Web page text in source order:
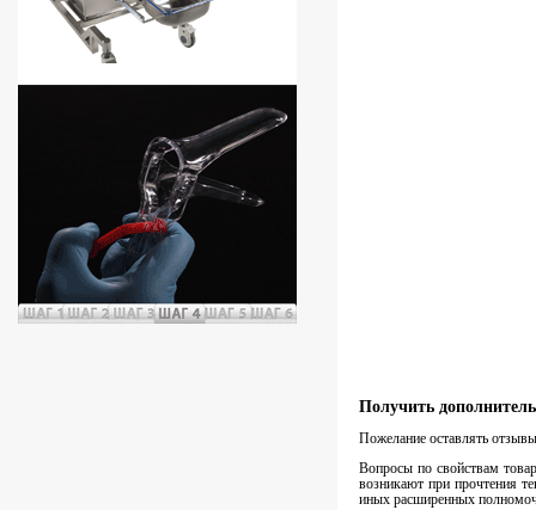
Получить
Пожелание оставлять
Вопросы по свойствам
возникают при прочтения
иных расширенных